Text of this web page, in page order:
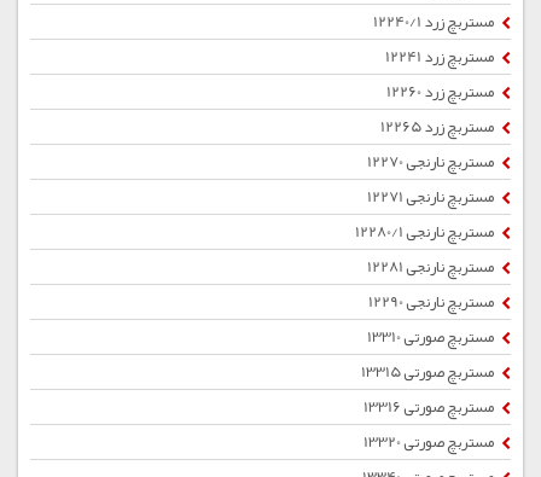
مستربچ زرد 12240/1
مستربچ زرد 12241
مستربچ زرد 12260
مستربچ زرد 12265
مستربچ نارنجی 12270
مستربچ نارنجی 12271
مستربچ نارنجی 12280/1
مستربچ نارنجی 12281
مستربچ نارنجی 12290
مستربچ صورتی 13310
مستربچ صورتی 13315
مستربچ صورتی 13316
مستربچ صورتی 13320